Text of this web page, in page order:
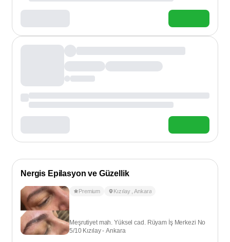
Nergis Epilasyon ve Güzellik
Premium Kızılay ,Ankara
Meşrutiyet mah. Yüksel cad. Rüyam İş Merkezi No
5/10 Kızılay - Ankara